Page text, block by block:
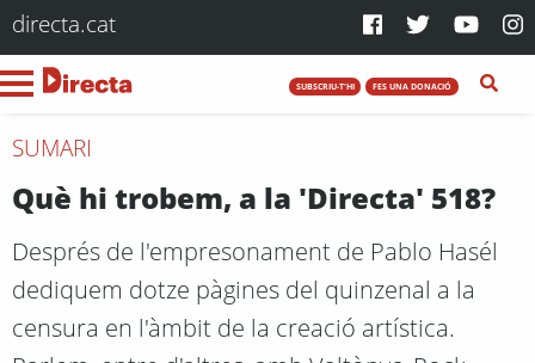
directa.cat
SUBSCRIU-T'HI FES UNA DONACIÓ
SUMARI
Què hi trobem, a la 'Directa' 518?
Després de l'empresonament de Pablo Hasél
dediquem dotze pàgines del quinzenal a la
censura en l'àmbit de la creació artística.